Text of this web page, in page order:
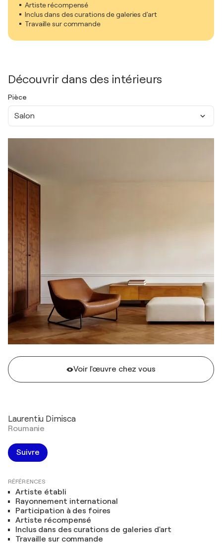
Artiste récompensé
Inclus dans des curations de galeries d'art
Travaille sur commande
Découvrir dans des intérieurs
Pièce
Salon
Voir l'œuvre chez vous
Laurentiu Dimisca
Roumanie
Suivre
RÉFÉRENCES
Artiste établi
Rayonnement international
Participation à des foires
Artiste récompensé
Inclus dans des curations de galeries d'art
Travaille sur commande